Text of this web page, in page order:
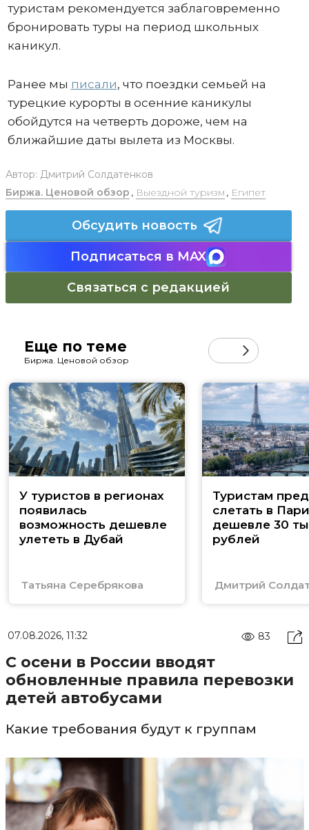
туристам рекомендуется заблаговременно
бронировать туры на период школьных
каникул.
Ранее мы писали, что поездки семьей на
турецкие курорты в осенние каникулы
обойдутся на четверть дороже, чем на
ближайшие даты вылета из Москвы.
Автор: Дмитрий Солдатенков
Биржа. Ценовой обзор , Выездной туризм , Египет
Обсудить новость
Подписаться в MAX
Связаться с редакцией
Еще по теме
Биржа. Ценовой обзор
У туристов в регионах
появилась
возможность дешевле
улететь в Дубай
Татьяна Серебрякова
Туристам
слетать в
дешевле 30
рублей
Дмитрий
07.08.2026, 11:32 83
С осени в России вводят
обновленные правила перевозки
детей автобусами
Какие требования будут к группам